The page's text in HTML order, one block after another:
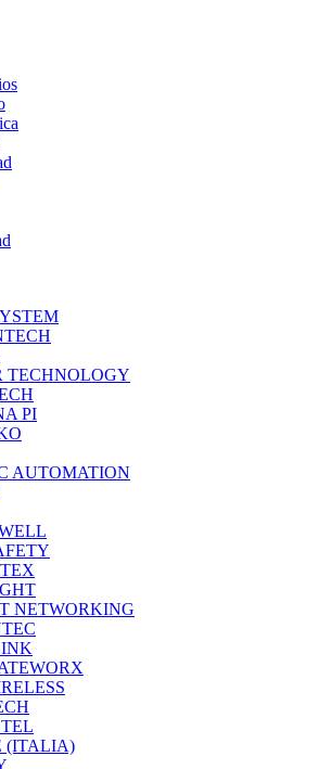
TECHNOLOGY
PI
AUTOMATION
NETWORKING
(ITALIA)